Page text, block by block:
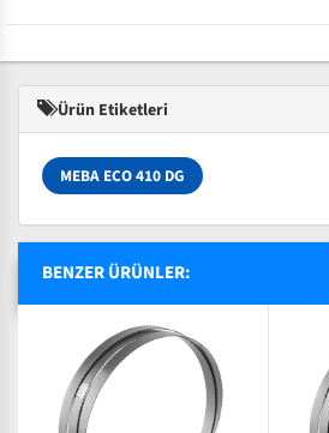
Ürün Etiketleri
MEBA ECO 410 DG
BENZER ÜRÜNLER: